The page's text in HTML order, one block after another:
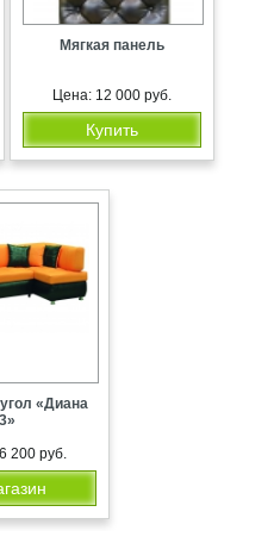
Мягкая панель
Цена: 12 000 руб.
Купить
«Диана
3»
200 руб.